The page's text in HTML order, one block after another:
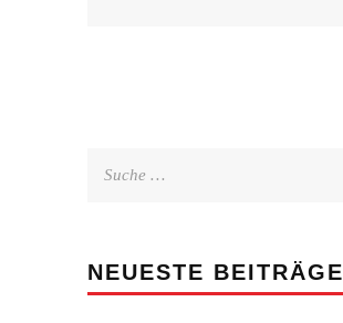
NEUESTE BEITRÄGE